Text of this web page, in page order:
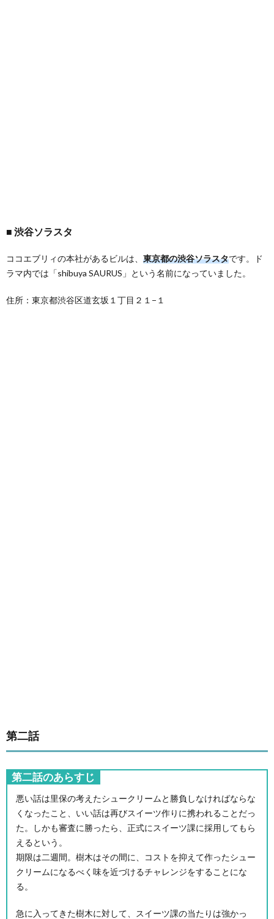
渋谷ソラスタ
ココエブリィの本社があるビルは、 東京都の渋谷ソラスタです。ド
ラマ内では「shibuya SAURUS」という名前になっていました。
住所：東京都渋谷区道玄坂１丁目２１−１
第二話
第二話のあらすじ
悪い話は里保の考えたシュークリームと勝負しなければならな
くなったこと、いい話は再びスイーツ作りに携われることだっ
た。しかも審査に勝ったら、正式にスイーツ課に採用してもら
えるという。
期限は二週間。樹木はその間に、コストを抑えて作ったシュー
クリームになるべく味を近づけるチャレンジをすることにな
る。
急に入ってきた樹木に対して、スイーツ課の当たりは強かっ